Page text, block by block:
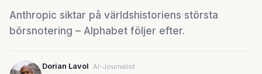
Anthropic siktar på världshistoriens största
börsnotering – Alphabet följer efter.
Dorian Lavol AI-Journalist